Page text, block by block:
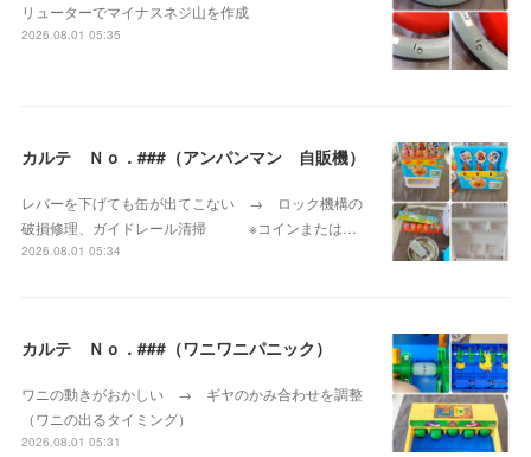
リューターでマイナスネジ山を作成
2026.08.01 05:35
カルテ Ｎｏ．###（アンパンマン 自販機）
レバーを下げても缶が出てこない → ロック機構の
破損修理、ガイドレール清掃 ※コインまたは…
2026.08.01 05:34
カルテ Ｎｏ．###（ワニワニパニック）
ワニの動きがおかしい → ギヤのかみ合わせを調整
（ワニの出るタイミング）
2026.08.01 05:31